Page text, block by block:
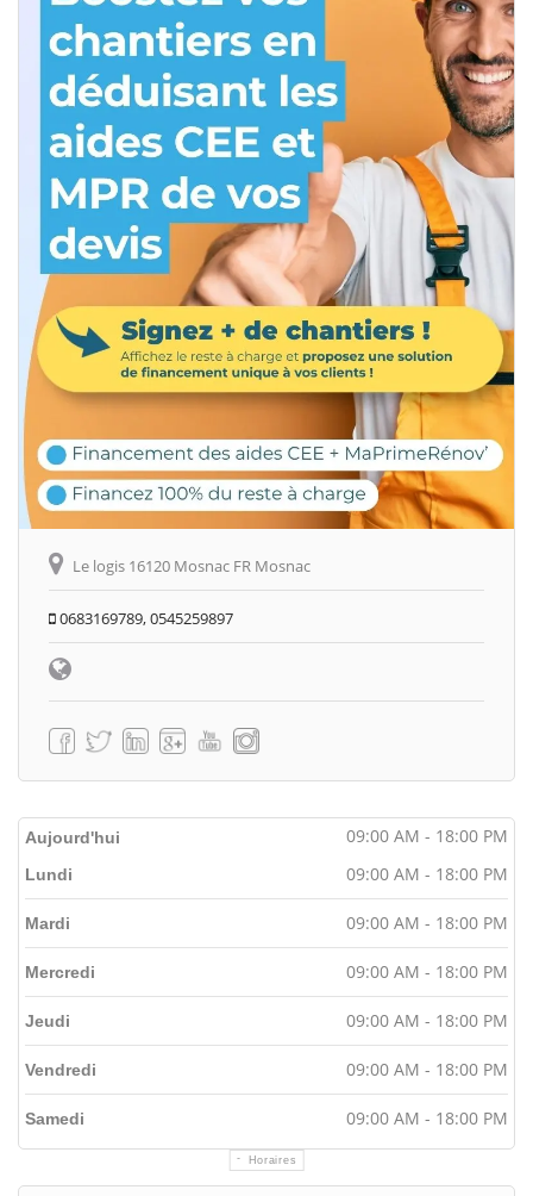
Le logis 16120 Mosnac FR Mosnac
0683169789, 0545259897
Aujourd'hui 09:00 AM - 18:00 PM
Horaires
Lundi 09:00 AM - 18:00 PM
Mardi 09:00 AM - 18:00 PM
Mercredi 09:00 AM - 18:00 PM
Jeudi 09:00 AM - 18:00 PM
Vendredi 09:00 AM - 18:00 PM
Samedi 09:00 AM - 18:00 PM